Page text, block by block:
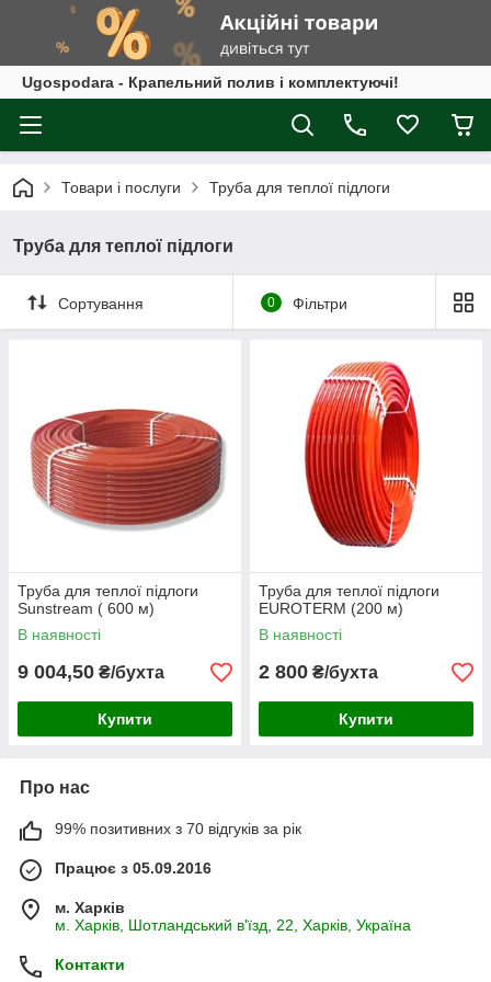
Ugospodara - Крапельний полив і комплектуючі!
Товари і послуги Труба для теплої підлоги
Труба для теплої підлоги
Сортування 0 Фільтри
Труба для теплої підлоги
Sunstream ( 600 м)
В наявності
9 004,50 ₴/бухта
Купити
Труба для теплої підлоги
EUROTERM (200 м)
В наявності
2 800 ₴/бухта
Купити
Про нас
99% позитивних з 70 відгуків за рік
Працює з 05.09.2016
м. Харків
м. Харків, Шотландський в'їзд, 22, Харків, Україна
Контакти